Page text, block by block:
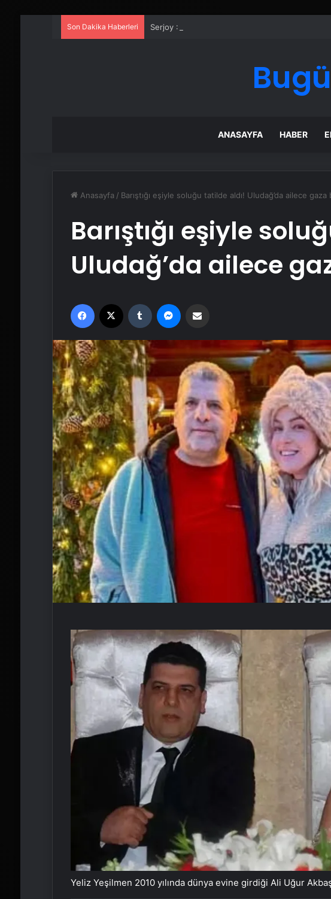
Son Dakika Haberleri Serjoy : Dijital Medya Ajansı, Google Reklam
ANASAYFA HABER
Anasayfa / Barıştığı eşiyle soluğu tatilde aldı! Uludağ’da ailece gaza
Barıştığı eşiyle
Uludağ’da ailece
Facebook Tumblr
Yeliz Yeşilmen 2010 yılında dünya evine girdiği Ali Uğur Akbaş